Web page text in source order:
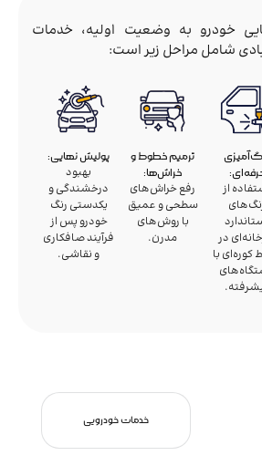
خودرو به وضعیت اولیه، خدمات
شامل مراحل زیر است:
از
در
کوره‌ای با
ترمیم خطوط و
خراش‌ها:
رفع خراش‌های
سطحی و عمیق
با روش‌های
مدرن.
پولیش نهایی:
بهبود
درخشندگی و
یکدستی رنگ
خودرو پس از
فرآیند صافکاری
و نقاشی.
خدمات خودرویی